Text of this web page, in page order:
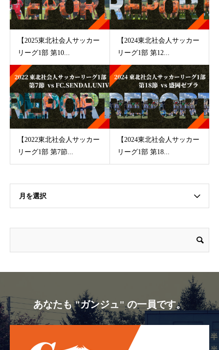
【2025東北社会人サッカー
リーグ1部 第10...
【2024東北社会人サッカー
リーグ1部 第12...
【2022東北社会人サッカー
リーグ1部 第7節...
【2024東北社会人サッカー
リーグ1部 第18...
月を選択
あなたも "ガンジュ" の一員です。